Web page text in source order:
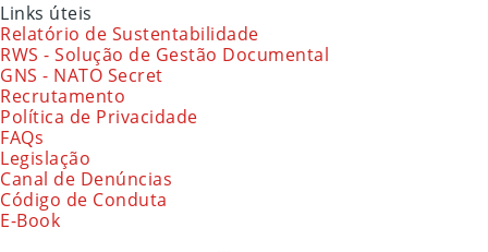
Links úteis
Relatório de Sustentabilidade
RWS - Solução de Gestão Documental
GNS - NATO Secret
Recrutamento
Política de Privacidade
FAQs
Legislação
Canal de Denúncias
Código de Conduta
E-Book